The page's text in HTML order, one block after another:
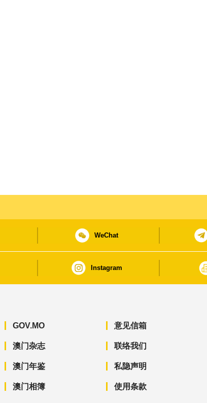
WeChat
Instagram
GOV.MO
澳门杂志
澳门年鉴
澳门相簿
意见信箱
联络我们
私隐声明
使用条款